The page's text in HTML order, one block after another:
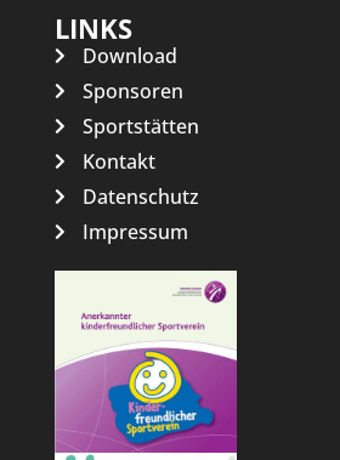
LINKS
Download
Sponsoren
Sportstätten
Kontakt
Datenschutz
Impressum